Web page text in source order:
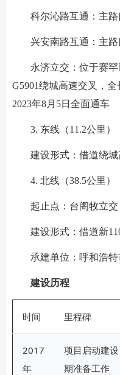
科尔沁路互通：主
兴安南路互通：主
永济立交：位于赛
G5901绕城高速交叉，全
2023年8月5日全面通车
3. 东线（11.2公里）
建设形式：借道绕城
4. 北线（38.5公里）
起止点：台阁牧立
建设形式：借道新
承建单位：呼和浩
建设历程
时间 里程碑
2017
年
项目启动建
期准备工作